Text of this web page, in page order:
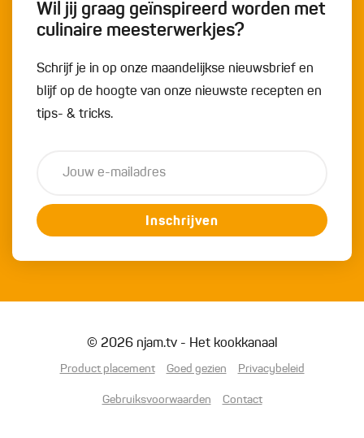
Wil jij graag geïnspireerd worden met
culinaire meesterwerkjes?
Schrijf je in op onze maandelijkse nieuwsbrief en
blijf op de hoogte van onze nieuwste recepten en
tips- & tricks.
Inschrijven
© 2026 njam.tv - Het kookkanaal
Product placement Goed gezien Privacybeleid
Gebruiksvoorwaarden Contact